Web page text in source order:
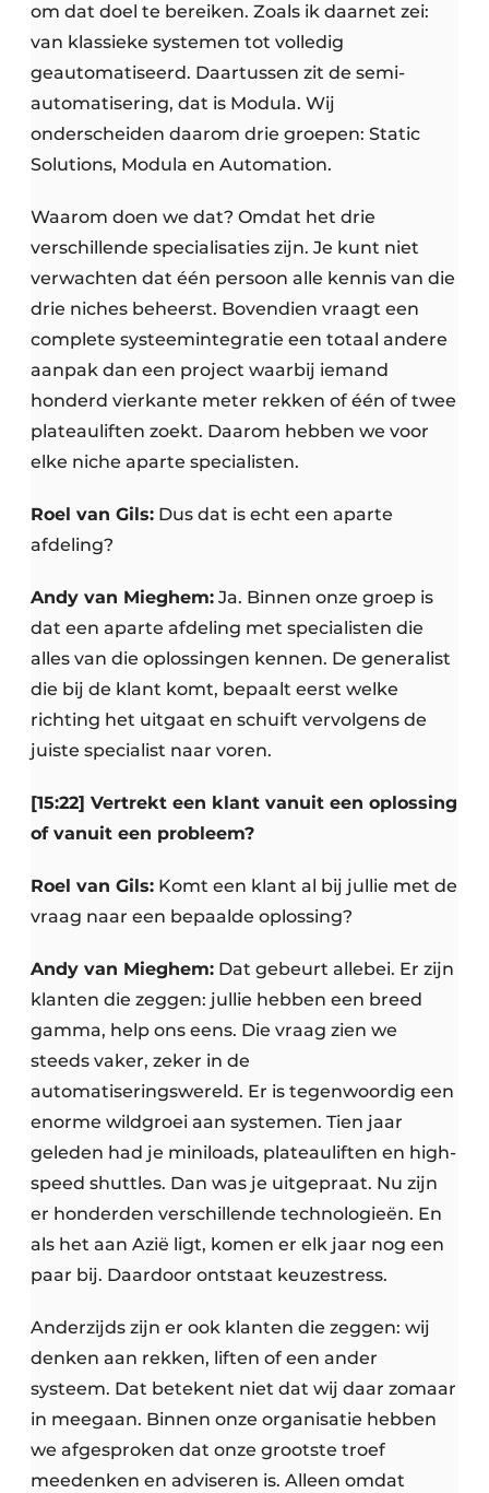
om dat doel te bereiken. Zoals ik daarnet zei:
van klassieke systemen tot volledig
geautomatiseerd. Daartussen zit de semi-
automatisering, dat is Modula. Wij
onderscheiden daarom drie groepen: Static
Solutions, Modula en Automation.
Waarom doen we dat? Omdat het drie
verschillende specialisaties zijn. Je kunt niet
verwachten dat één persoon alle kennis van die
drie niches beheerst. Bovendien vraagt een
complete systeemintegratie een totaal andere
aanpak dan een project waarbij iemand
honderd vierkante meter rekken of één of twee
plateauliften zoekt. Daarom hebben we voor
elke niche aparte specialisten.
Roel van Gils: Dus dat is echt een aparte
afdeling?
Andy van Mieghem: Ja. Binnen onze groep is
dat een aparte afdeling met specialisten die
alles van die oplossingen kennen. De generalist
die bij de klant komt, bepaalt eerst welke
richting het uitgaat en schuift vervolgens de
juiste specialist naar voren.
[15:22] Vertrekt een klant vanuit een oplossing
of vanuit een probleem?
Roel van Gils: Komt een klant al bij jullie met de
vraag naar een bepaalde oplossing?
Andy van Mieghem: Dat gebeurt allebei. Er zijn
klanten die zeggen: jullie hebben een breed
gamma, help ons eens. Die vraag zien we
steeds vaker, zeker in de
automatiseringswereld. Er is tegenwoordig een
enorme wildgroei aan systemen. Tien jaar
geleden had je miniloads, plateauliften en high-
speed shuttles. Dan was je uitgepraat. Nu zijn
er honderden verschillende technologieën. En
als het aan Azië ligt, komen er elk jaar nog een
paar bij. Daardoor ontstaat keuzestress.
Anderzijds zijn er ook klanten die zeggen: wij
denken aan rekken, liften of een ander
systeem. Dat betekent niet dat wij daar zomaar
in meegaan. Binnen onze organisatie hebben
we afgesproken dat onze grootste troef
meedenken en adviseren is. Alleen omdat